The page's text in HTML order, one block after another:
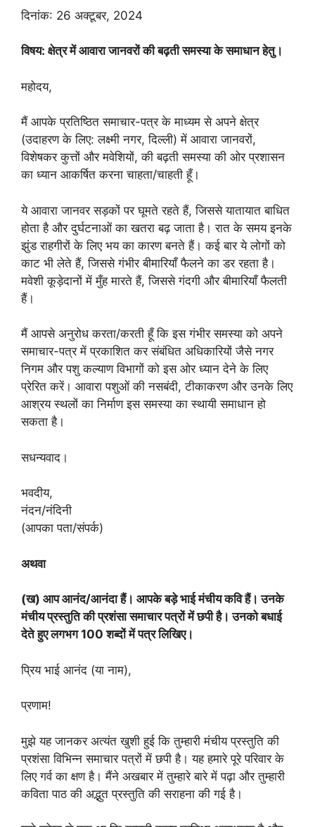
दिनांक: 26 अक्टूबर, 2024
विषय: क्षेत्र में आवारा जानवरों की बढ़ती समस्या के समाधान हेतु।
महोदय,
मैं आपके प्रतिष्ठित समाचार-पत्र के माध्यम से अपने क्षेत्र
(उदाहरण के लिए: लक्ष्मी नगर, दिल्ली) में आवारा जानवरों,
विशेषकर कुत्तों और मवेशियों, की बढ़ती समस्या की ओर प्रशासन
का ध्यान आकर्षित करना चाहता/चाहती हूँ।
ये आवारा जानवर सड़कों पर घूमते रहते हैं, जिससे यातायात बाधित
होता है और दुर्घटनाओं का खतरा बढ़ जाता है। रात के समय इनके
झुंड राहगीरों के लिए भय का कारण बनते हैं। कई बार ये लोगों को
काट भी लेते हैं, जिससे गंभीर बीमारियाँ फैलने का डर रहता है।
मवेशी कूड़ेदानों में मुँह मारते हैं, जिससे गंदगी और बीमारियाँ फैलती
हैं।
मैं आपसे अनुरोध करता/करती हूँ कि इस गंभीर समस्या को अपने
समाचार-पत्र में प्रकाशित कर संबंधित अधिकारियों जैसे नगर
निगम और पशु कल्याण विभागों को इस ओर ध्यान देने के लिए
प्रेरित करें। आवारा पशुओं की नसबंदी, टीकाकरण और उनके लिए
आश्रय स्थलों का निर्माण इस समस्या का स्थायी समाधान हो
सकता है।
सधन्यवाद।
भवदीय,
नंदन/नंदिनी
(आपका पता/संपर्क)
अथवा
(ख) आप आनंद/आनंदा हैं। आपके बड़े भाई मंचीय कवि हैं। उनके
मंचीय प्रस्तुति की प्रशंसा समाचार पत्रों में छपी है। उनको बधाई
देते हुए लगभग 100 शब्दों में पत्र लिखिए।
प्रिय भाई आनंद (या नाम),
प्रणाम!
मुझे यह जानकर अत्यंत खुशी हुई कि तुम्हारी मंचीय प्रस्तुति की
प्रशंसा विभिन्न समाचार पत्रों में छपी है। यह हमारे पूरे परिवार के
लिए गर्व का क्षण है। मैंने अखबार में तुम्हारे बारे में पढ़ा और तुम्हारी
कविता पाठ की अद्भुत प्रस्तुति की सराहना की गई है।